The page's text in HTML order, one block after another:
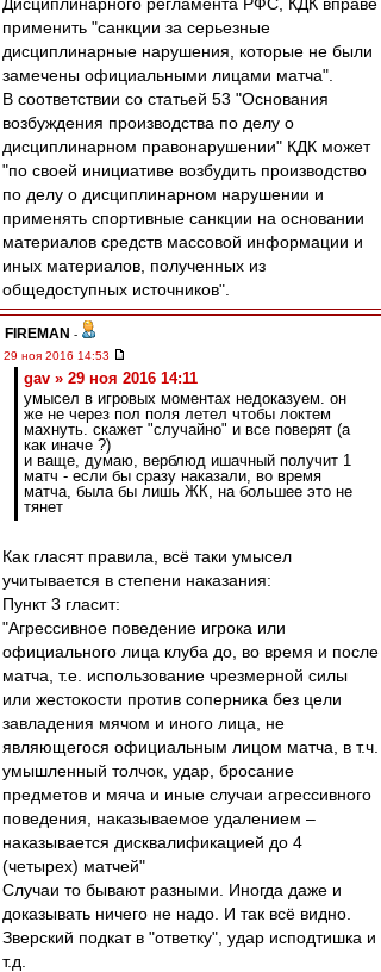
применить "санкции за серьезные
дисциплинарные нарушения, которые не были
замечены официальными лицами матча".
В соответствии со статьей 53 "Основания
возбуждения производства по делу о
дисциплинарном правонарушении" КДК может
"по своей инициативе возбудить производство
по делу о дисциплинарном нарушении и
применять спортивные санкции на основании
материалов средств массовой информации и
иных материалов, полученных из
общедоступных источников".
FIREMAN -
29 ноя 2016 14:53
gav » 29 ноя 2016 14:11
умысел в игровых моментах недоказуем. он
же не через пол поля летел чтобы локтем
махнуть. скажет "случайно" и все поверят (а
как иначе ?)
и ваще, думаю, верблюд ишачный получит 1
матч - если бы сразу наказали, во время
матча, была бы лишь ЖК, на большее это не
тянет
Как гласят правила, всё таки умысел
учитывается в степени наказания:
Пункт 3 гласит:
"Агрессивное поведение игрока или
официального лица клуба до, во время и после
матча, т.е. использование чрезмерной силы
или жестокости против соперника без цели
завладения мячом и иного лица, не
являющегося официальным лицом матча, в т.ч.
умышленный толчок, удар, бросание
предметов и мяча и иные случаи агрессивного
поведения, наказываемое удалением –
наказывается дисквалификацией до 4
(четырех) матчей"
Случаи то бывают разными. Иногда даже и
доказывать ничего не надо. И так всё видно.
Зверский подкат в "ответку", удар исподтишка и
т.д.